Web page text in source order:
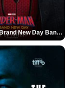
Spider-Man: Brand New Day Bande-annonce (3) VO STFR